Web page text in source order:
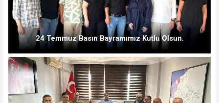
24 Temmuz Basın Bayramımız Kutlu Olsun.